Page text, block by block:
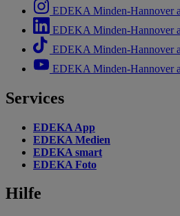
EDEKA Minden-Hannover
EDEKA Minden-Hannover
EDEKA Minden-Hannover
EDEKA Minden-Hannover
Services
EDEKA App
EDEKA Medien
EDEKA smart
EDEKA Foto
Hilfe